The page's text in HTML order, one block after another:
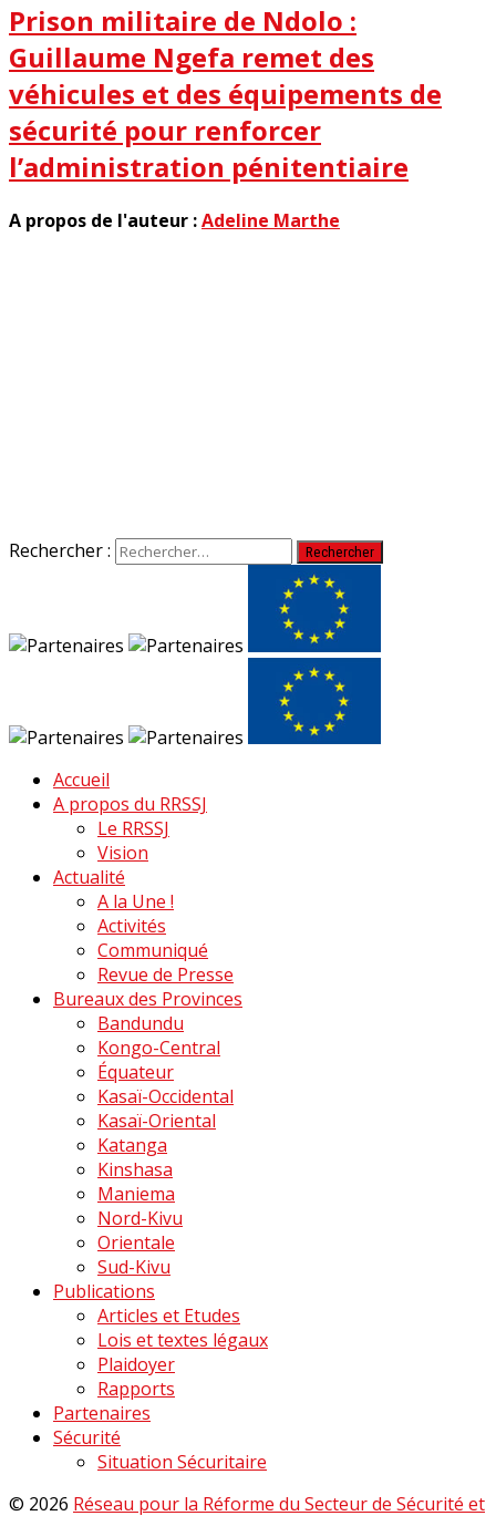
Prison militaire de Ndolo :
Guillaume Ngefa remet des
véhicules et des équipements de
sécurité pour renforcer
l’administration pénitentiaire
A propos de l'auteur :Adeline Marthe
Rechercher :
Accueil
A propos du RRSSJ
Le RRSSJ
Vision
Actualité
A la Une !
Activités
Communiqué
Revue de Presse
Bureaux des Provinces
Bandundu
Kongo-Central
Équateur
Kasaï-Occidental
Kasaï-Oriental
Katanga
Kinshasa
Maniema
Nord-Kivu
Orientale
Sud-Kivu
Publications
Articles et Etudes
Lois et textes légaux
Plaidoyer
Rapports
Partenaires
Sécurité
Situation Sécuritaire
© 2026 Réseau pour la Réforme du Secteur de Sécurité et